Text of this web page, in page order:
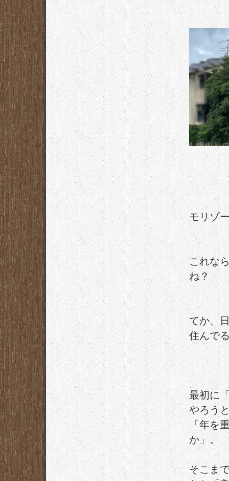
モリゾ
これな
ね？
てか、
住んで
最初に
やろう
「年を
か」。
そこま